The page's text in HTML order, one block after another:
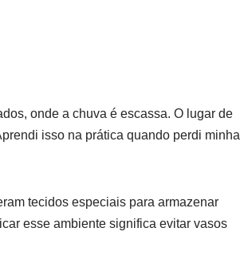
onde a chuva é escassa. O lugar de
isso na prática quando perdi minha
tecidos especiais para armazenar
esse ambiente significa evitar vasos